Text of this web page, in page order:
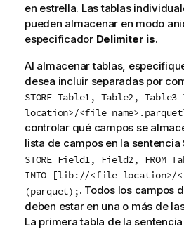
en estrella. Las tablas
pueden almacenar en modo
especificador Delimiter is.
Al almacenar tablas,
desea incluir separadas por
STORE Table1, Table2,
location>/<file
controlar qué campos se
lista de campos en la sentencia
STORE Field1, Field2, FROM
INTO [lib://<file location>/
(parquet);. Todos los campos
deben estar en una o más de
La primera tabla de la sentencia